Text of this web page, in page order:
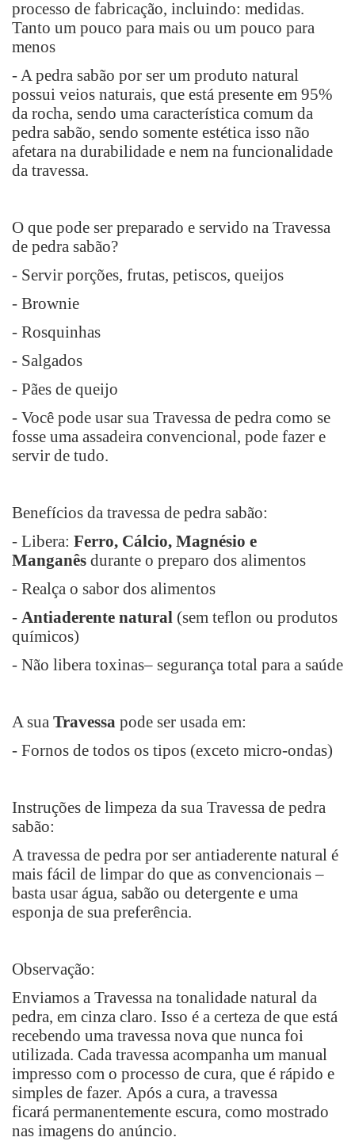
processo de fabricação, incluindo: medidas.
Tanto um pouco para mais ou um pouco para
menos
- A pedra sabão por ser um produto natural
possui veios naturais, que está presente em 95%
da rocha, sendo uma característica comum da
pedra sabão, sendo somente estética isso não
afetara na durabilidade e nem na funcionalidade
da travessa.
O que pode ser preparado e servido na Travessa
de pedra sabão?
- Servir porções, frutas, petiscos, queijos
- Brownie
- Rosquinhas
- Salgados
- Pães de queijo
- Você pode usar sua Travessa de pedra como se
fosse uma assadeira convencional, pode fazer e
servir de tudo.
Benefícios da travessa de pedra sabão:
- Libera: Ferro, Cálcio, Magnésio e
Manganês durante o preparo dos alimentos
- Realça o sabor dos alimentos
- Antiaderente natural (sem teflon ou produtos
químicos)
- Não libera toxinas– segurança total para a saúde
A sua Travessa pode ser usada em:
- Fornos de todos os tipos (exceto micro-ondas)
Instruções de limpeza da sua Travessa de pedra
sabão:
A travessa de pedra por ser antiaderente natural é
mais fácil de limpar do que as convencionais –
basta usar água, sabão ou detergente e uma
esponja de sua preferência.
Observação:
Enviamos a Travessa na tonalidade natural da
pedra, em cinza claro. Isso é a certeza de que está
recebendo uma travessa nova que nunca foi
utilizada. Cada travessa acompanha um manual
impresso com o processo de cura, que é rápido e
simples de fazer. Após a cura, a travessa
ficará permanentemente escura, como mostrado
nas imagens do anúncio.